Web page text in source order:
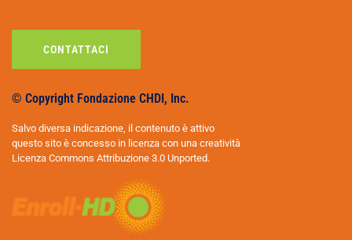
CONTATTACI
© Copyright Fondazione CHDI, Inc.
Salvo diversa indicazione, il contenuto è attivo
questo sito è concesso in licenza con una creatività
Licenza Commons Attribuzione 3.0 Unported.